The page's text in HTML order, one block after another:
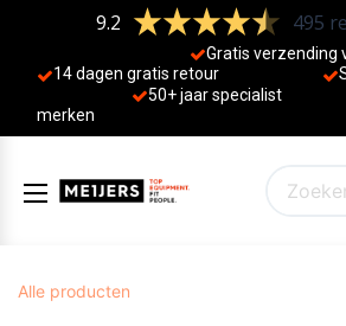
9.2 495
Gratis verzending
14 dagen gratis retour
50+ jaar specialist
merken
Alle producten